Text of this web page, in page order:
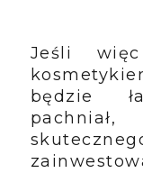
Jeśli
będzie